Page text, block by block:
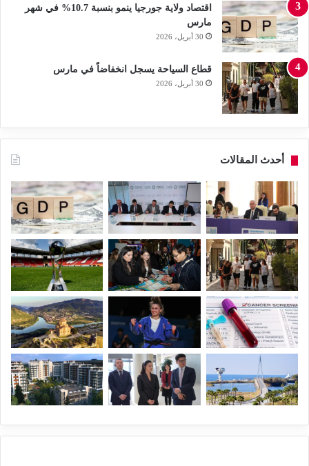
اقتصاد ولاية جورجيا ينمو بنسبة 10.7% في شهر
مارس
30 أبريل، 2026
قطاع السياحة يسجل انخفاضاً في مارس
30 أبريل، 2026
أحدث المقالات